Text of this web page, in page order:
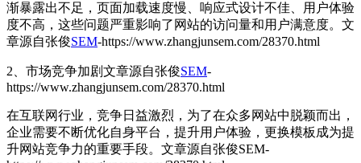
渐暴露出不足，页面加载速度慢、响应式设计不佳、用户体验
度不高，这些问题严重影响了网站的访问量和用户满意度。 文
章源自张俊SEM-https://www.zhangjunsem.com/28370.html
2、市场竞争加剧文章源自张俊SEM-
https://www.zhangjunsem.com/28370.html
在互联网行业，竞争日益激烈，为了在众多网站中脱颖而出，
企业需要不断优化自身平台，提升用户体验，更换模板成为提
升网站竞争力的重要手段。 文章源自张俊SEM-